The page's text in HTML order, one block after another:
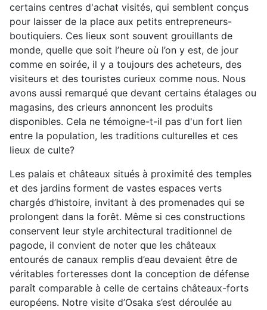
certains centres d'achat visités, qui semblent conçus
pour laisser de la place aux petits entrepreneurs-
boutiquiers. Ces lieux sont souvent grouillants de
monde, quelle que soit l’heure où l’on y est, de jour
comme en soirée, il y a toujours des acheteurs, des
visiteurs et des touristes curieux comme nous. Nous
avons aussi remarqué que devant certains étalages ou
magasins, des crieurs annoncent les produits
disponibles. Cela ne témoigne-t-il pas d'un fort lien
entre la population, les traditions culturelles et ces
lieux de culte?
Les palais et châteaux situés à proximité des temples
et des jardins forment de vastes espaces verts
chargés d’histoire, invitant à des promenades qui se
prolongent dans la forêt. Même si ces constructions
conservent leur style architectural traditionnel de
pagode, il convient de noter que les châteaux
entourés de canaux remplis d’eau devaient être de
véritables forteresses dont la conception de défense
paraît comparable à celle de certains châteaux-forts
européens. Notre visite d’Osaka s’est déroulée au